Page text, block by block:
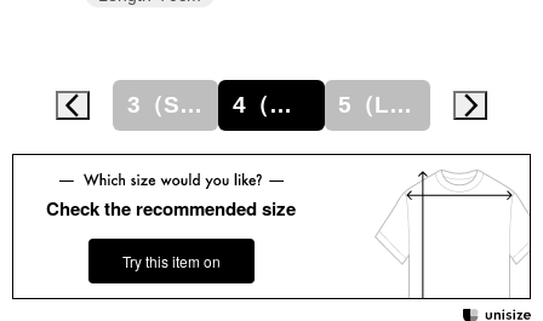
サンダル
その他
財布／小物
3（S相当） 4（M相当） 5（L相当）
Check the recommended size
Try this item on